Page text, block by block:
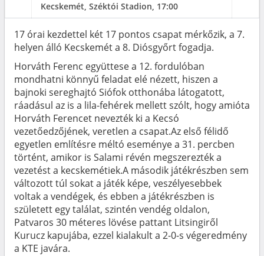
Kecskemét, Széktói Stadion, 17:00
17 órai kezdettel két 17 pontos csapat mérkőzik, a 7.
helyen álló Kecskemét a 8. Diósgyőrt fogadja.
Horváth Ferenc együttese a 12. fordulóban
mondhatni könnyű feladat elé nézett, hiszen a
bajnoki sereghajtó Siófok otthonába látogatott,
ráadásul az is a lila-fehérek mellett szólt, hogy amióta
Horváth Ferencet nevezték ki a Kecsó
vezetőedzőjének, veretlen a csapat.Az első félidő
egyetlen említésre méltó eseménye a 31. percben
történt, amikor is Salami révén megszerezték a
vezetést a kecskemétiek.A második játékrészben sem
változott túl sokat a játék képe, veszélyesebbek
voltak a vendégek, és ebben a játékrészben is
született egy találat, szintén vendég oldalon,
Patvaros 30 méteres lövése pattant Litsingiről
Kurucz kapujába, ezzel kialakult a 2-0-s végeredmény
a KTE javára.